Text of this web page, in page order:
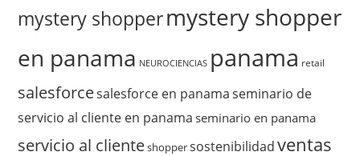
mystery shoppermystery shopper
en panama NEUROCIENCIAS panama retail
salesforcesalesforce en panama seminario de
servicio al cliente en panama seminario en panama
servicio al clienteshoppersostenibilidad ventas